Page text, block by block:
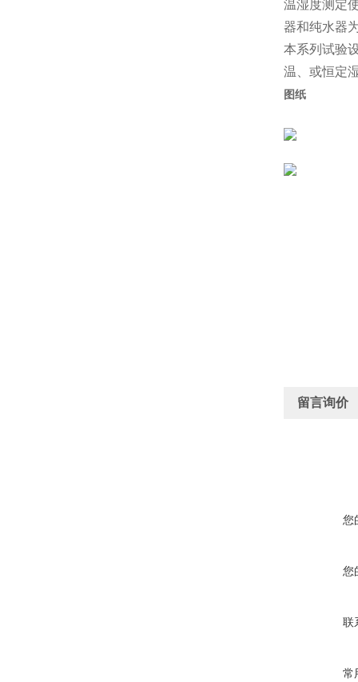
温湿度测定
器和纯水器
本系列试验
温、或恒定
图纸
留言询价
您
您
联
常